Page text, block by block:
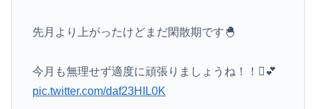
先月より上がったけどまだ閑散期です🐣
今月も無理せず適度に頑張りましょうね！！💕
pic.twitter.com/daf23HIL0K